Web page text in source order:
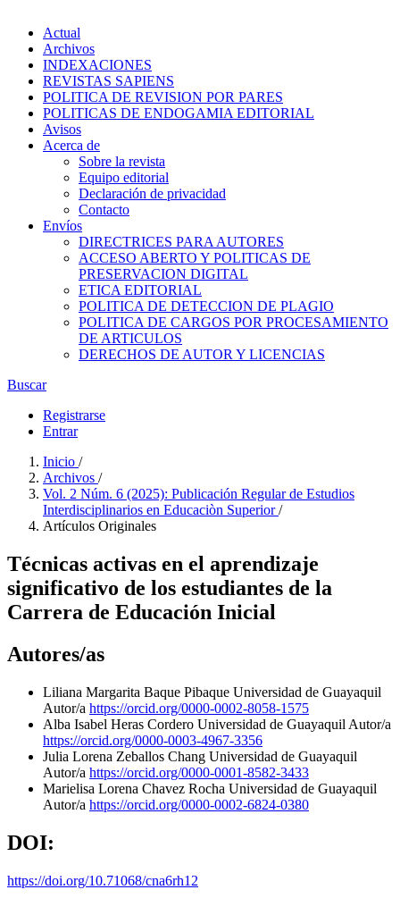
Actual
Archivos
INDEXACIONES
REVISTAS SAPIENS
POLITICA DE REVISION POR PARES
POLITICAS DE ENDOGAMIA EDITORIAL
Avisos
Acerca de
Sobre la revista
Equipo editorial
Declaración de privacidad
Contacto
Envíos
DIRECTRICES PARA AUTORES
ACCESO ABERTO Y POLITICAS DE
PRESERVACION DIGITAL
ETICA EDITORIAL
POLITICA DE DETECCION DE PLAGIO
POLITICA DE CARGOS POR PROCESAMIENTO
DE ARTICULOS
DERECHOS DE AUTOR Y LICENCIAS
Buscar
Registrarse
Entrar
Inicio /
Archivos /
Vol. 2 Núm. 6 (2025): Publicación Regular de Estudios
Interdisciplinarios en Educaciòn Superior/
Artículos Originales
Técnicas activas en el aprendizaje
significativo de los estudiantes de la
Carrera de Educación Inicial
Autores/as
Liliana Margarita Baque Pibaque Universidad de Guayaquil
Autor/a https://orcid.org/0000-0002-8058-1575
Alba Isabel Heras Cordero Universidad de Guayaquil Autor/a
https://orcid.org/0000-0003-4967-3356
Julia Lorena Zeballos Chang Universidad de Guayaquil
Autor/a https://orcid.org/0000-0001-8582-3433
Marielisa Lorena Chavez Rocha Universidad de Guayaquil
Autor/a https://orcid.org/0000-0002-6824-0380
DOI:
https://doi.org/10.71068/cna6rh12